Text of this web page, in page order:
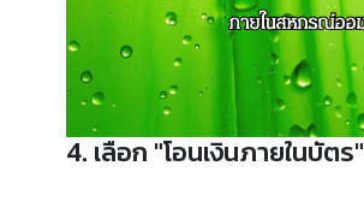
4. เลือก "โอนเงินภายในบัตร"